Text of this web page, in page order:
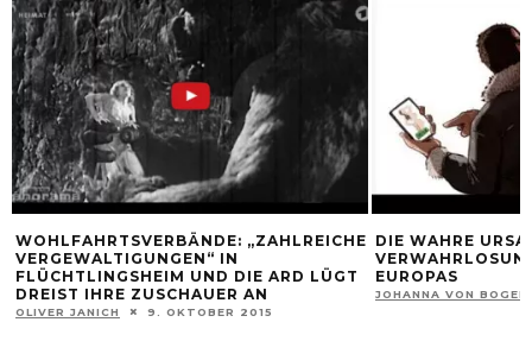
WOHLFAHRTSVERBÄNDE: „ZAHLREICHE
VERGEWALTIGUNGEN“ IN
FLÜCHTLINGSHEIM UND DIE ARD LÜGT
DREIST IHRE ZUSCHAUER AN
OLIVER JANICH 9. OKTOBER 2015
DIE WAHRE
EUROPAS
JOHANNA VON BOGEN